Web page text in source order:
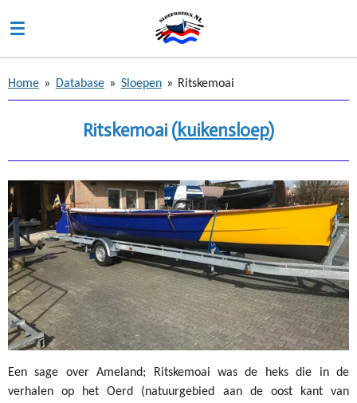
direct
naar
hoofdinhoud
Home » Database » Sloepen » Ritskemoai
Ritskemoai (kuikensloep)
Een sage over Ameland; Ritskemoai was de heks die in de
verhalen op het Oerd (natuurgebied aan de oost kant van